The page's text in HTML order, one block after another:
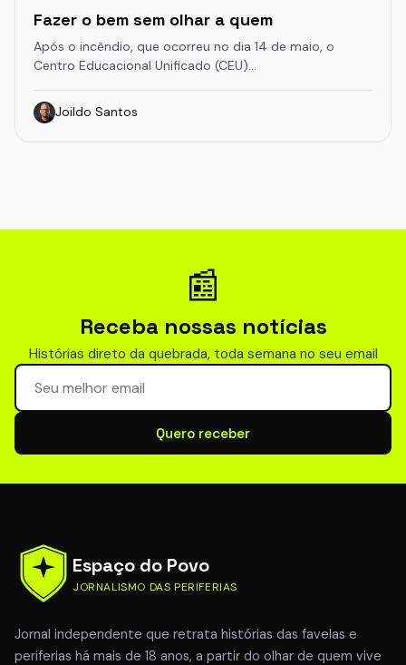
Fazer o bem sem olhar a quem
Após o incêndio, que ocorreu no dia 14 de maio, o
Centro Educacional Unificado (CEU)…
Joildo Santos
📰
Receba nossas notícias
Histórias direto da quebrada, toda semana no seu email
Seu email para newsletter
Quero receber
Espaço do Povo
JORNALISMO DAS PERIFERIAS
Jornal independente que retrata histórias das favelas e
periferias há mais de 18 anos, a partir do olhar de quem vive